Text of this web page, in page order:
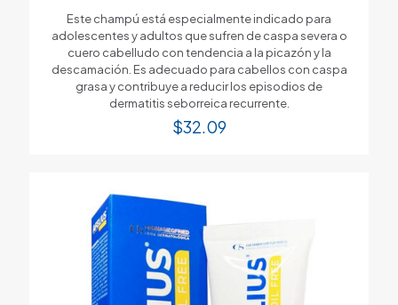
Este champú está especialmente indicado para
adolescentes y adultos que sufren de caspa severa o
cuero cabelludo con tendencia a la picazón y la
descamación. Es adecuado para cabellos con caspa
grasa y contribuye a reducir los episodios de
dermatitis seborreica recurrente.
$32.09